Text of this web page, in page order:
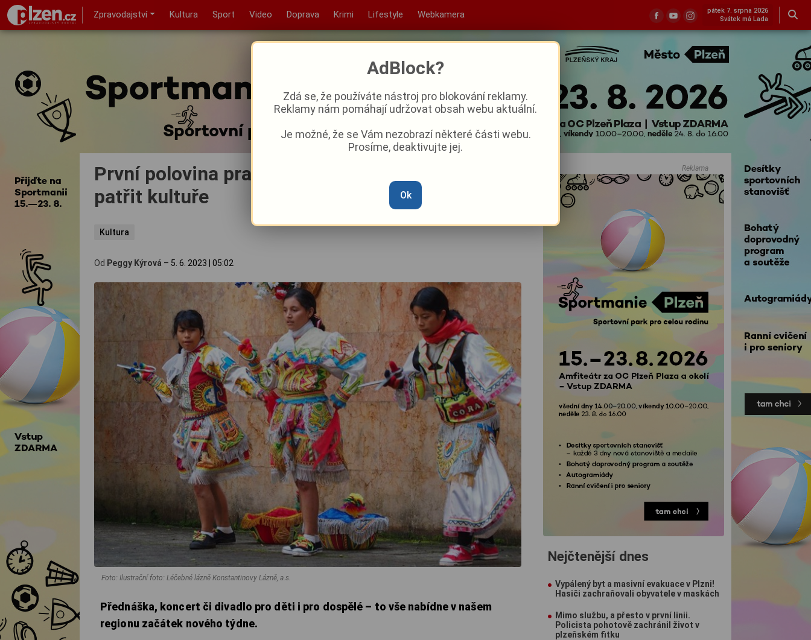
Zpravodajství Kultura Sport Video Doprava Krimi Lifestyle Webkamera
pátek 7. srpna 2026
Svátek má Lada
První polovina pracovního týdne bude v regionu
patřit kultuře
Kultura
Od Peggy Kýrová – 5. 6. 2023 05:02
Foto: Ilustrační foto: Léčebné lázně Konstantinovy Lázně, a.s.
Přednáška, koncert či divadlo pro děti i pro dospělé – to vše nabídne v našem
regionu začátek nového týdne.
Reklama
Nejčtenější dnes
Vypálený byt a masivní evakuace v Plzni!
Hasiči zachraňovali obyvatele v maskách
Mimo službu, a přesto v první linii.
Policista pohotově zachránil život v
plzeňském fitku
AdBlock?
Zdá se, že používáte nástroj pro blokování reklamy.
Reklamy nám pomáhají udržovat obsah webu aktuální.
Je možné, že se Vám nezobrazí některé části webu.
Prosíme, deaktivujte jej.
Ok